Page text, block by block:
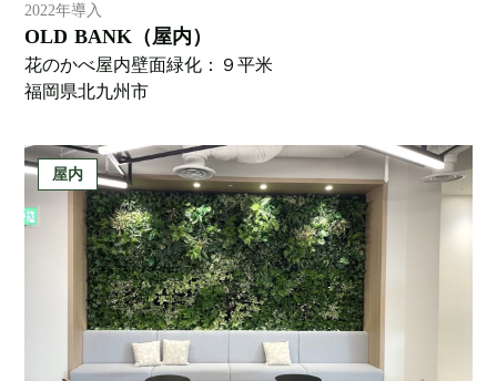
2022年導入
OLD BANK（屋内）
花のかべ屋内壁面緑化：９平米
福岡県北九州市
屋内